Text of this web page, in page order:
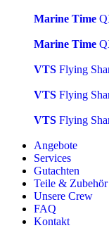
Marine Time
Marine Time
VTS Flying
VTS Flying
VTS Flying
Angebote
Services
Gutachten
Teile & Zubehör
Unsere Crew
FAQ
Kontakt